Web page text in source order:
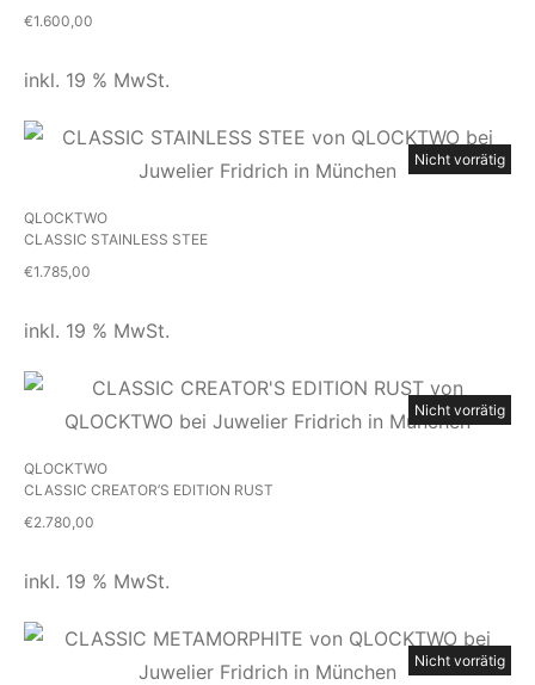
€1.600,00
inkl. 19 % MwSt.
Nicht vorrätig
QLOCKTWO
CLASSIC STAINLESS STEE
€1.785,00
inkl. 19 % MwSt.
Nicht vorrätig
QLOCKTWO
CLASSIC CREATOR’S EDITION RUST
€2.780,00
inkl. 19 % MwSt.
Nicht vorrätig